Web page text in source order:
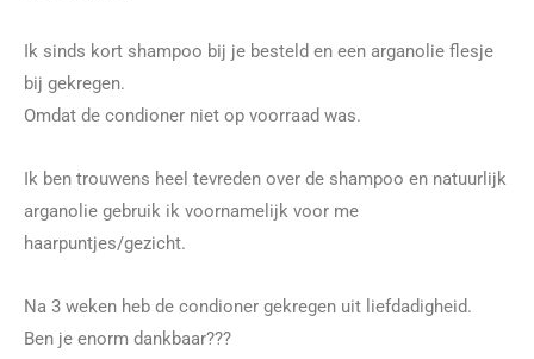
Ik sinds kort shampoo bij je besteld en een arganolie flesje
bij gekregen.
Omdat de condioner niet op voorraad was.
Ik ben trouwens heel tevreden over de shampoo en natuurlijk
arganolie gebruik ik voornamelijk voor me
haarpuntjes/gezicht.
Na 3 weken heb de condioner gekregen uit liefdadigheid.
Ben je enorm dankbaar???